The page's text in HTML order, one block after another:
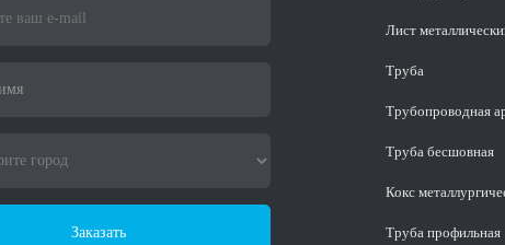
Заказать
Лист
Труба
Трубопроводная
Труба бесшовная
Кокс
Труба профильная